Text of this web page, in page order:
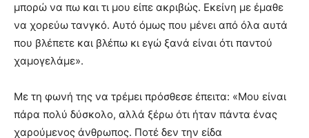
μπορώ να πω και τι μου είπε ακριβώς. Εκείνη με έμαθε
να χορεύω τανγκό. Αυτό όμως που μένει από όλα αυτά
που βλέπετε και βλέπω κι εγώ ξανά είναι ότι παντού
χαμογελάμε».
Με τη φωνή της να τρέμει πρόσθεσε έπειτα: «Μου είναι
πάρα πολύ δύσκολο, αλλά ξέρω ότι ήταν πάντα ένας
χαρούμενος άνθρωπος. Ποτέ δεν την είδα